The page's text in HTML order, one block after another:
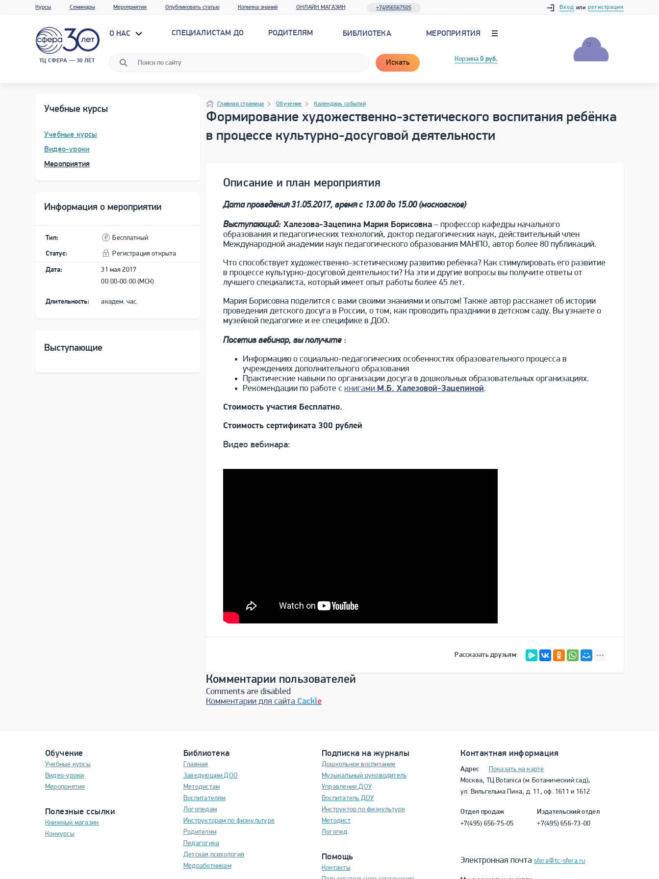
Курсы Семинары Мероприятия Опубликовать статью Копилка знаний ОНЛАЙН МАГАЗИН +74956567505 Вход или регистрация
ТЦ СФЕРА — 30 ЛЕТ
О НАС СПЕЦИАЛИСТАМ ДО РОДИТЕЛЯМ БИБЛИОТЕКА МЕРОПРИЯТИЯ
Искать Корзина 0 руб.
Учебные курсы
Учебные курсы
Видео-уроки
Мероприятия
Информация о мероприятии
Тип: Бесплатный
Статус: Регистрация открыта
Дата:
31 мая 2017
00:00-00:00 (МСК)
Длительность: академ. час.
Выступающие
НавигацияГлавная страница Обучение Календарь событий
Формирование художественно-эстетического воспитания ребёнка
в процессе культурно-досуговой деятельности
Описание и план мероприятия
Дата проведения 31.05.2017, время с 13.00 до 15.00 (московское)
Выступающий: Халезова-Зацепина Мария Борисовна – профессор кафедры начального
образования и педагогических технологий, доктор педагогических наук, действительный член
Международной академии наук педагогического образования МАНПО, автор более 80 публикаций.
Что способствует художественно-эстетическому развитию ребёнка? Как стимулировать его развитие
в процессе культурно-досуговой деятельности? На эти и другие вопросы вы получите ответы от
лучшего специалиста, который имеет опыт работы более 45 лет.
Мария Борисовна поделится с вами своими знаниями и опытом! Также автор расскажет об истории
проведения детского досуга в России, о том, как проводить праздники в детском саду. Вы узнаете о
музейной педагогике и ее специфике в ДОО.
Посетив вебинар, вы получите:
Информацию о социально-педагогических особенностях образовательного процесса в
учреждениях дополнительного образования
Практические навыки по организации досуга в дошкольных образовательных организациях.
Рекомендации по работе с книгами М.Б. Халезовой-Зацепиной.
Стоимость участия Бесплатно.
Стоимость сертификата 300 рублей
Видео вебинара:
Рассказать друзьям:
Комментарии пользователей
Comments are disabled
Комментарии для сайта Cackle
Обучение
Учебные курсы
Видео-уроки
Мероприятия
Полезные ссылки
Книжный магазин
Конкурсы
Библиотека
Главная
Заведующим ДОО
Методистам
Воспитателям
Логопедам
Инструкторам по физкультуре
Родителям
Педагогика
Детская психология
Медработникам
Подписка на журналы
Дошкольное воспитание
Музыкальный руководитель
Управление ДОУ
Воспитатель ДОУ
Инструктор по физкультуре
Методист
Логопед
Помощь
Контакты
Контактная информация
Адрес
Показать на карте
Москва, ТЦ Botanica (м. Ботанический сад),
ул. Вильгельма Пика, д. 11, оф. 1611 и 1612
Отдел продаж
+7(495) 656-75-05
Издательский отдел
+7(495) 656-73-00
Электронная почта sfera@tc-sfera.ru